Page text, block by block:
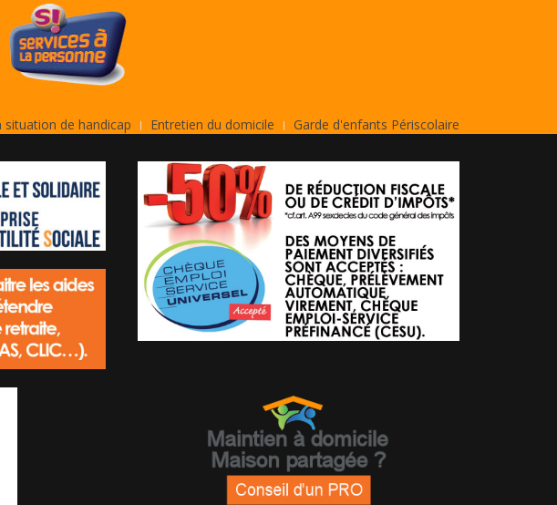
situation de handicap Entretien du domicile Garde d'enfants Périscolaire